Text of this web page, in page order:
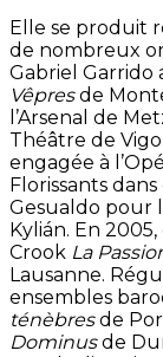
Elle se produit
de nombreux
Gabriel Garrido
Vêpresde
l’Arsenal de
Théâtre de
engagée à
Florissants dans
Gesualdo pour
Kylián. En
Crook La
Lausanne.
ensembles
ténèbresde
Dominusde